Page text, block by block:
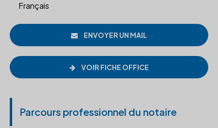
Français
ENVOYER UN MAIL
VOIR FICHE OFFICE
Parcours professionnel du notaire